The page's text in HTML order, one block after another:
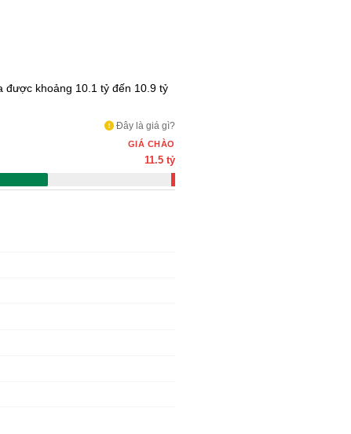
được khoảng 10.1 tỷ đến 10.9 tỷ
Đây là giá gì?
GIÁ CHÀO
11.5 tỷ